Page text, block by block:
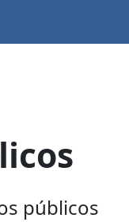
públicos